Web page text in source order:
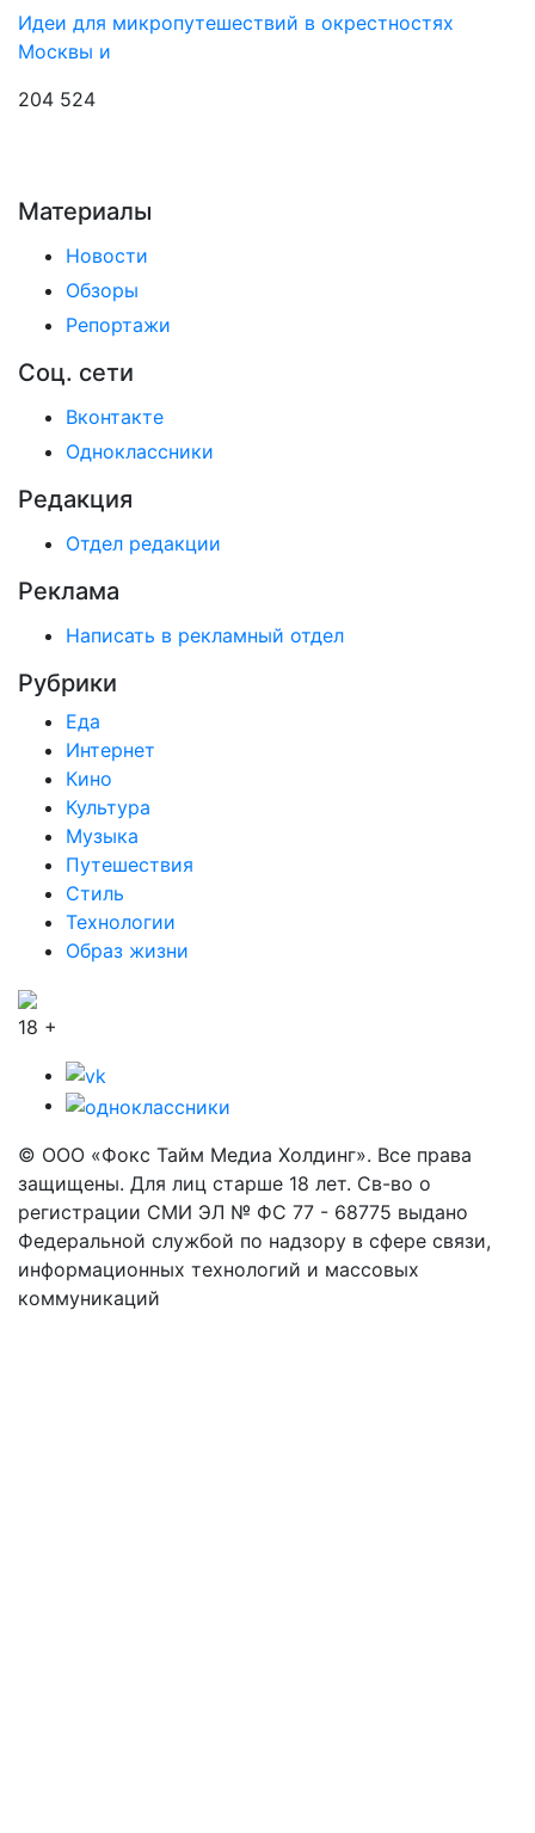
Идеи для микропутешествий в окрестностях
Москвы и
204 524
Материалы
Новости
Обзоры
Репортажи
Соц. сети
Вконтакте
Одноклассники
Редакция
Отдел редакции
Реклама
Написать в рекламный отдел
Рубрики
Еда
Интернет
Кино
Культура
Музыка
Путешествия
Стиль
Технологии
Образ жизни
18 +
© ООО «Фокс Тайм Медиа Холдинг». Все права
защищены. Для лиц старше 18 лет. Св-во о
регистрации СМИ ЭЛ № ФС 77 - 68775 выдано
Федеральной службой по надзору в сфере связи,
информационных технологий и массовых
коммуникаций